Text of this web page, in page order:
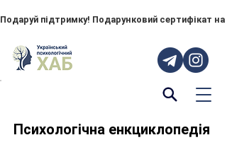
Подаруй підтримку! Подарунковий сертифікат
Психологічна енкциклопедія